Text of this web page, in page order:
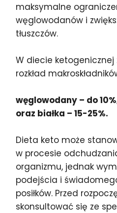
maksymalne
węglowodanów i
tłuszczów.
W diecie
rozkład
węglowodany – do
oraz białka – 15-25%.
Dieta keto może
w procesie
organizmu, jednak
podejścia i
posiłków. Przed
skonsultować się ze